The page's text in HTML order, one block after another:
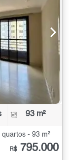
93 m²
- 93 m²
R$ 795.000